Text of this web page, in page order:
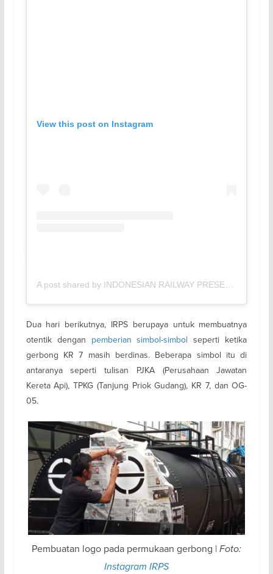
View this post on Instagram
A post shared by INDONESIAN RAILWAY PRESERVATION SOCIETY (@irpsid)
Dua hari berikutnya, IRPS berupaya untuk membuatnya
otentik dengan pemberian simbol-simbol seperti ketika
gerbong KR 7 masih berdinas. Beberapa simbol itu di
antaranya seperti tulisan PJKA (Perusahaan Jawatan
Kereta Api), TPKG (Tanjung Priok Gudang), KR 7, dan OG-
05.
Pembuatan logo pada permukaan gerbong | Foto:
Instagram IRPS